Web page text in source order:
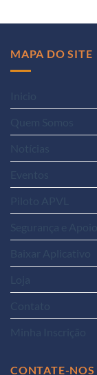
MAPA DO SITE
CONTATE-NOS